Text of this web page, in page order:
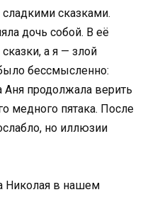
сказками.
дочь собой. В её
а я — злой
бессмысленно:
Аня продолжала верить
медного пятака. После
но иллюзии
Николая в нашем